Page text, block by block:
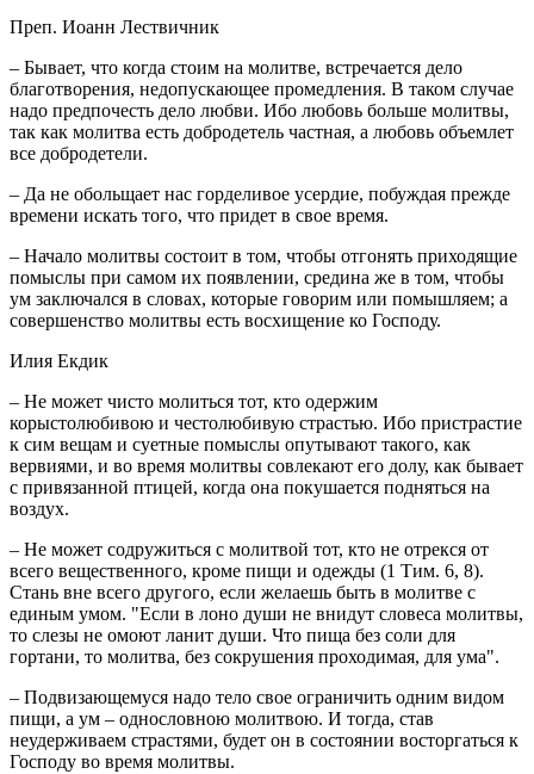
Преп. Иоанн Лествичник
– Бывает, что когда стоим на молитве, встречается дело
благотворения, недопускающее промедления. В таком случае
надо предпочесть дело любви. Ибо любовь больше молитвы,
так как молитва есть добродетель частная, а любовь объемлет
все добродетели.
– Да не обольщает нас горделивое усердие, побуждая прежде
времени искать того, что придет в свое время.
– Начало молитвы состоит в том, чтобы отгонять приходящие
помыслы при самом их появлении, средина же в том, чтобы
ум заключался в словах, которые говорим или помышляем; а
совершенство молитвы есть восхищение ко Господу.
Илия Екдик
– Не может чисто молиться тот, кто одержим
корыстолюбивою и честолюбивую страстью. Ибо пристрастие
к сим вещам и суетные помыслы опутывают такого, как
вервиями, и во время молитвы совлекают его долу, как бывает
с привязанной птицей, когда она покушается подняться на
воздух.
– Не может содружиться с молитвой тот, кто не отрекся от
всего вещественного, кроме пищи и одежды (1 Тим. 6, 8).
Стань вне всего другого, если желаешь быть в молитве с
единым умом. "Если в лоно души не внидут словеса молитвы,
то слезы не омоют ланит души. Что пища без соли для
гортани, то молитва, без сокрушения проходимая, для ума".
– Подвизающемуся надо тело свое ограничить одним видом
пищи, а ум – однословною молитвою. И тогда, став
неудерживаем страстями, будет он в состоянии восторгаться к
Господу во время молитвы.